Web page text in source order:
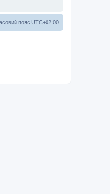
пояс UTC+02:00